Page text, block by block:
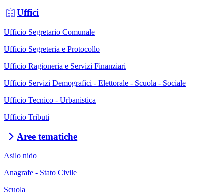
Uffici
Ufficio Segretario Comunale
Ufficio Segreteria e Protocollo
Ufficio Ragioneria e Servizi Finanziari
Ufficio Servizi Demografici - Elettorale - Scuola - Sociale
Ufficio Tecnico - Urbanistica
Ufficio Tributi
Aree tematiche
Asilo nido
Anagrafe - Stato Civile
Scuola